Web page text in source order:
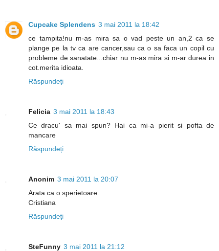
Cupcake Splendens 3 mai 2011 la 18:42
ce tampita!nu m-as mira sa o vad peste un an,2 ca se
plange pe la tv ca are cancer,sau ca o sa faca un copil cu
probleme de sanatate...chiar nu m-as mira si m-ar durea in
cot.merita idioata.
Răspundeți
Felicia 3 mai 2011 la 18:43
Ce dracu' sa mai spun? Hai ca mi-a pierit si pofta de
mancare
Răspundeți
Anonim 3 mai 2011 la 20:07
Arata ca o sperietoare.
Cristiana
Răspundeți
SteFunny 3 mai 2011 la 21:12